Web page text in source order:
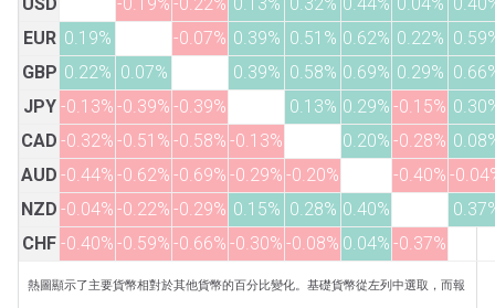
EUR 0.19% -0.07% 0.39% 0.51% 0.62% 0.22%
GBP 0.22% 0.07% 0.39% 0.58% 0.69% 0.29%
JPY -0.13% -0.39% -0.39% 0.13% 0.29% -0.15%
CAD -0.32% -0.51% -0.58% -0.13% 0.20% -0.28%
AUD -0.44% -0.62% -0.69% -0.29% -0.20% -0.40% -
NZD -0.04% -0.22% -0.29% 0.15% 0.28% 0.40%
CHF -0.40% -0.59% -0.66% -0.30% -0.08% 0.04% -0.37%
熱圖顯示了主要貨幣相對於其他貨幣的百分比變化。基礎貨幣從左列中選取，而報